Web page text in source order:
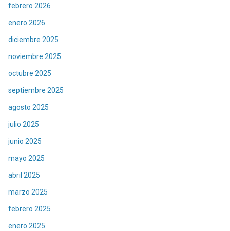
febrero 2026
enero 2026
diciembre 2025
noviembre 2025
octubre 2025
septiembre 2025
agosto 2025
julio 2025
junio 2025
mayo 2025
abril 2025
marzo 2025
febrero 2025
enero 2025